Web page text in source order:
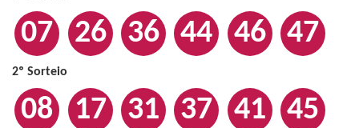
07 26 36 44 46 47
2º Sorteio
08 17 31 37 41 45